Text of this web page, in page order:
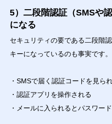
5）二段階認証（SMSや
になる
セキュリティの要である二段階
キーになっているのも事実です。
・SMSで届く認証コードを見ら
・認証アプリを操作される
・メールに入られるとパスワー